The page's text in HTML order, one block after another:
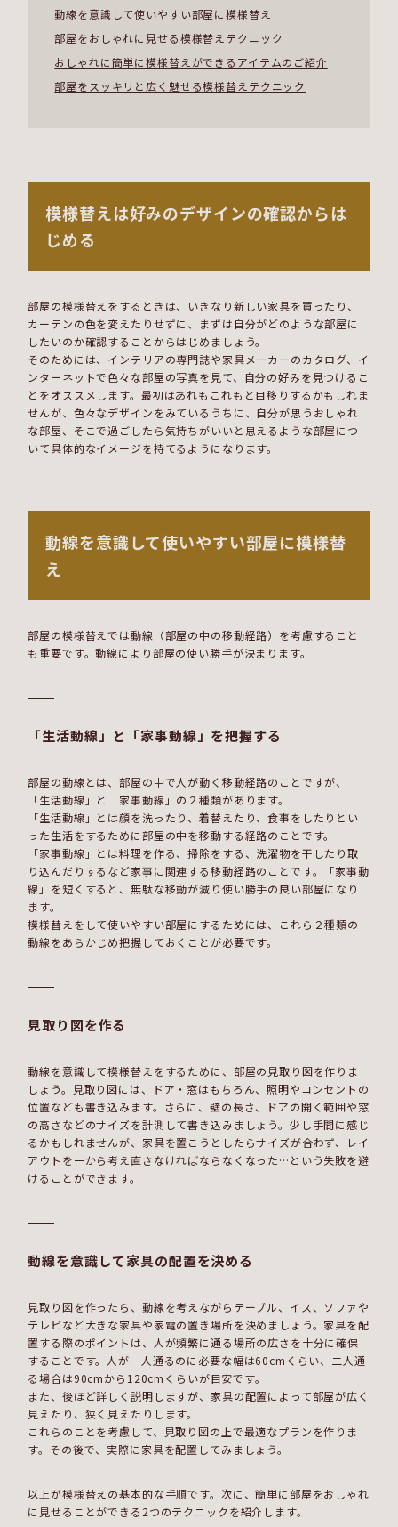
動線を意識して使いやすい部屋に模様替え
部屋をおしゃれに見せる模様替えテクニック
おしゃれに簡単に模様替えができるアイテムのご紹介
部屋をスッキリと広く魅せる模様替えテクニック
模様替えは好みのデザインの確認からは
じめる
部屋の模様替えをするときは、いきなり新しい家具を買ったり、
カーテンの色を変えたりせずに、まずは自分がどのような部屋に
したいのか確認することからはじめましょう。
そのためには、インテリアの専門誌や家具メーカーのカタログ、イ
ンターネットで色々な部屋の写真を見て、自分の好みを見つけるこ
とをオススメします。最初はあれもこれもと目移りするかもしれま
せんが、色々なデザインをみているうちに、自分が思うおしゃれ
な部屋、そこで過ごしたら気持ちがいいと思えるような部屋につ
いて具体的なイメージを持てるようになります。
動線を意識して使いやすい部屋に模様替
え
部屋の模様替えでは動線（部屋の中の移動経路）を考慮すること
も重要です。動線により部屋の使い勝手が決まります。
「生活動線」と「家事動線」を把握する
部屋の動線とは、部屋の中で人が動く移動経路のことですが、
「生活動線」と「家事動線」の２種類があります。
「生活動線」とは顔を洗ったり、着替えたり、食事をしたりとい
った生活をするために部屋の中を移動する経路のことです。
「家事動線」とは料理を作る、掃除をする、洗濯物を干したり取
り込んだりするなど家事に関連する移動経路のことです。「家事動
線」を短くすると、無駄な移動が減り使い勝手の良い部屋になり
ます。
模様替えをして使いやすい部屋にするためには、これら２種類の
動線をあらかじめ把握しておくことが必要です。
見取り図を作る
動線を意識して模様替えをするために、部屋の見取り図を作りま
しょう。見取り図には、ドア・窓はもちろん、照明やコンセントの
位置なども書き込みます。さらに、壁の長さ、ドアの開く範囲や窓
の高さなどのサイズを計測して書き込みましょう。少し手間に感じ
るかもしれませんが、家具を置こうとしたらサイズが合わず、レイ
アウトを一から考え直さなければならなくなった…という失敗を避
けることができます。
動線を意識して家具の配置を決める
見取り図を作ったら、動線を考えながらテーブル、イス、ソファや
テレビなど大きな家具や家電の置き場所を決めましょう。家具を配
置する際のポイントは、人が頻繁に通る場所の広さを十分に確保
することです。人が一人通るのに必要な幅は60cmくらい、二人通
る場合は90cmから120cmくらいが目安です。
また、後ほど詳しく説明しますが、家具の配置によって部屋が広く
見えたり、狭く見えたりします。
これらのことを考慮して、見取り図の上で最適なプランを作りま
す。その後で、実際に家具を配置してみましょう。
以上が模様替えの基本的な手順です。次に、簡単に部屋をおしゃれ
に見せることができる2つのテクニックを紹介します。